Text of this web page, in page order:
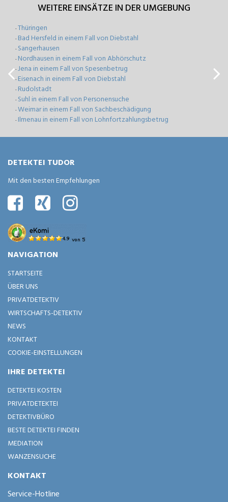
WEITERE EINSÄTZE IN DER UMGEBUNG
-Thüringen
- Bad Hersfeld in einem Fall von Diebstahl
- Sangerhausen
- Nordhausen in einem Fall von Abhörschutz
-Jena in einem Fall von Spesenbetrug
- Eisenach in einem Fall von Diebstahl
- Rudolstadt
- Suhl in einem Fall von Personensuche
-Weimar in einem Fall von Sachbeschädigung
- Ilmenau in einem Fall von Lohnfortzahlungsbetrug
DETEKTEI TUDOR
Mit den besten Empfehlungen
NAVIGATION
STARTSEITE
ÜBER UNS
PRIVATDETEKTIV
WIRTSCHAFTS-DETEKTIV
NEWS
KONTAKT
COOKIE-EINSTELLUNGEN
IHRE DETEKTEI
DETEKTEI KOSTEN
PRIVATDETEKTEI
DETEKTIVBÜRO
BESTE DETEKTEI FINDEN
MEDIATION
WANZENSUCHE
KONTAKT
Service-Hotline